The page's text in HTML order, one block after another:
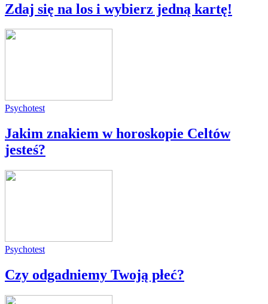
Zdaj się na los i wybierz jedną kartę!
Psychotest
Jakim znakiem w horoskopie Celtów
jesteś?
Psychotest
Czy odgadniemy Twoją płeć?